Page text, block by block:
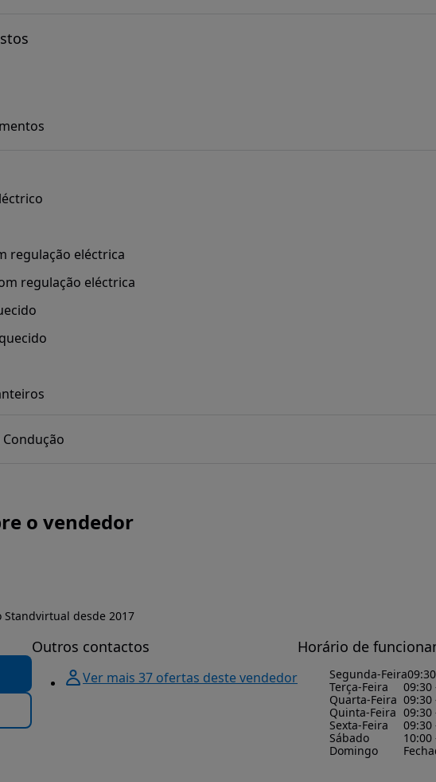
regulação eléctrica
regulação eléctrica
o vendedor
Standvirtual desde 2017
Outros contactos
Ver mais 37 ofertas deste vendedor
Horário de
Segunda-Feira
Terça-Feira
09:30
Quarta-Feira 09:30
Quinta-Feira 09:30
Sexta-Feira
09:30
Sábado
10:00
Domingo